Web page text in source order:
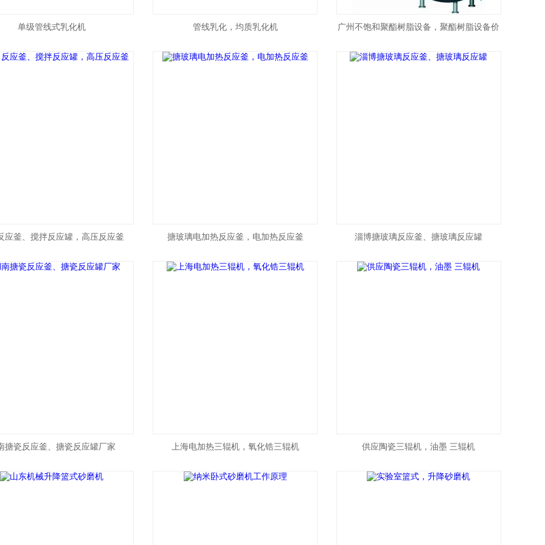
单级管线式乳化机 管线乳化，均质乳化机 广州不饱和聚酯树脂设备，聚酯树脂设备价
格
应釜、搅拌反应罐，高压反应釜 搪玻璃电加热反应釜，电加热反应釜 淄博搪玻璃反应釜、搪玻璃反应罐
搪瓷反应釜、搪瓷反应罐厂家 上海电加热三辊机，氧化锆三辊机 供应陶瓷三辊机，油墨 三辊机